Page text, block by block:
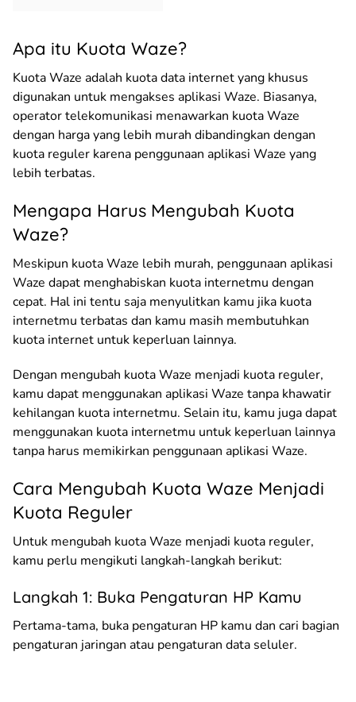
Apa itu Kuota Waze?
Kuota Waze adalah kuota data internet yang khusus
digunakan untuk mengakses aplikasi Waze. Biasanya,
operator telekomunikasi menawarkan kuota Waze
dengan harga yang lebih murah dibandingkan dengan
kuota reguler karena penggunaan aplikasi Waze yang
lebih terbatas.
Mengapa Harus Mengubah Kuota
Waze?
Meskipun kuota Waze lebih murah, penggunaan aplikasi
Waze dapat menghabiskan kuota internetmu dengan
cepat. Hal ini tentu saja menyulitkan kamu jika kuota
internetmu terbatas dan kamu masih membutuhkan
kuota internet untuk keperluan lainnya.
Dengan mengubah kuota Waze menjadi kuota reguler,
kamu dapat menggunakan aplikasi Waze tanpa khawatir
kehilangan kuota internetmu. Selain itu, kamu juga dapat
menggunakan kuota internetmu untuk keperluan lainnya
tanpa harus memikirkan penggunaan aplikasi Waze.
Cara Mengubah Kuota Waze Menjadi
Kuota Reguler
Untuk mengubah kuota Waze menjadi kuota reguler,
kamu perlu mengikuti langkah-langkah berikut:
Langkah 1: Buka Pengaturan HP Kamu
Pertama-tama, buka pengaturan HP kamu dan cari bagian
pengaturan jaringan atau pengaturan data seluler.